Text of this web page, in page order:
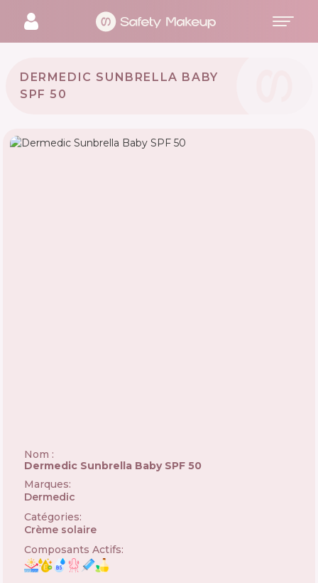
DERMEDIC SUNBRELLA BABY
SPF 50
Nom :
Dermedic Sunbrella Baby SPF 50
Marques:
Dermedic
Catégories:
Crème solaire
Composants Actifs: